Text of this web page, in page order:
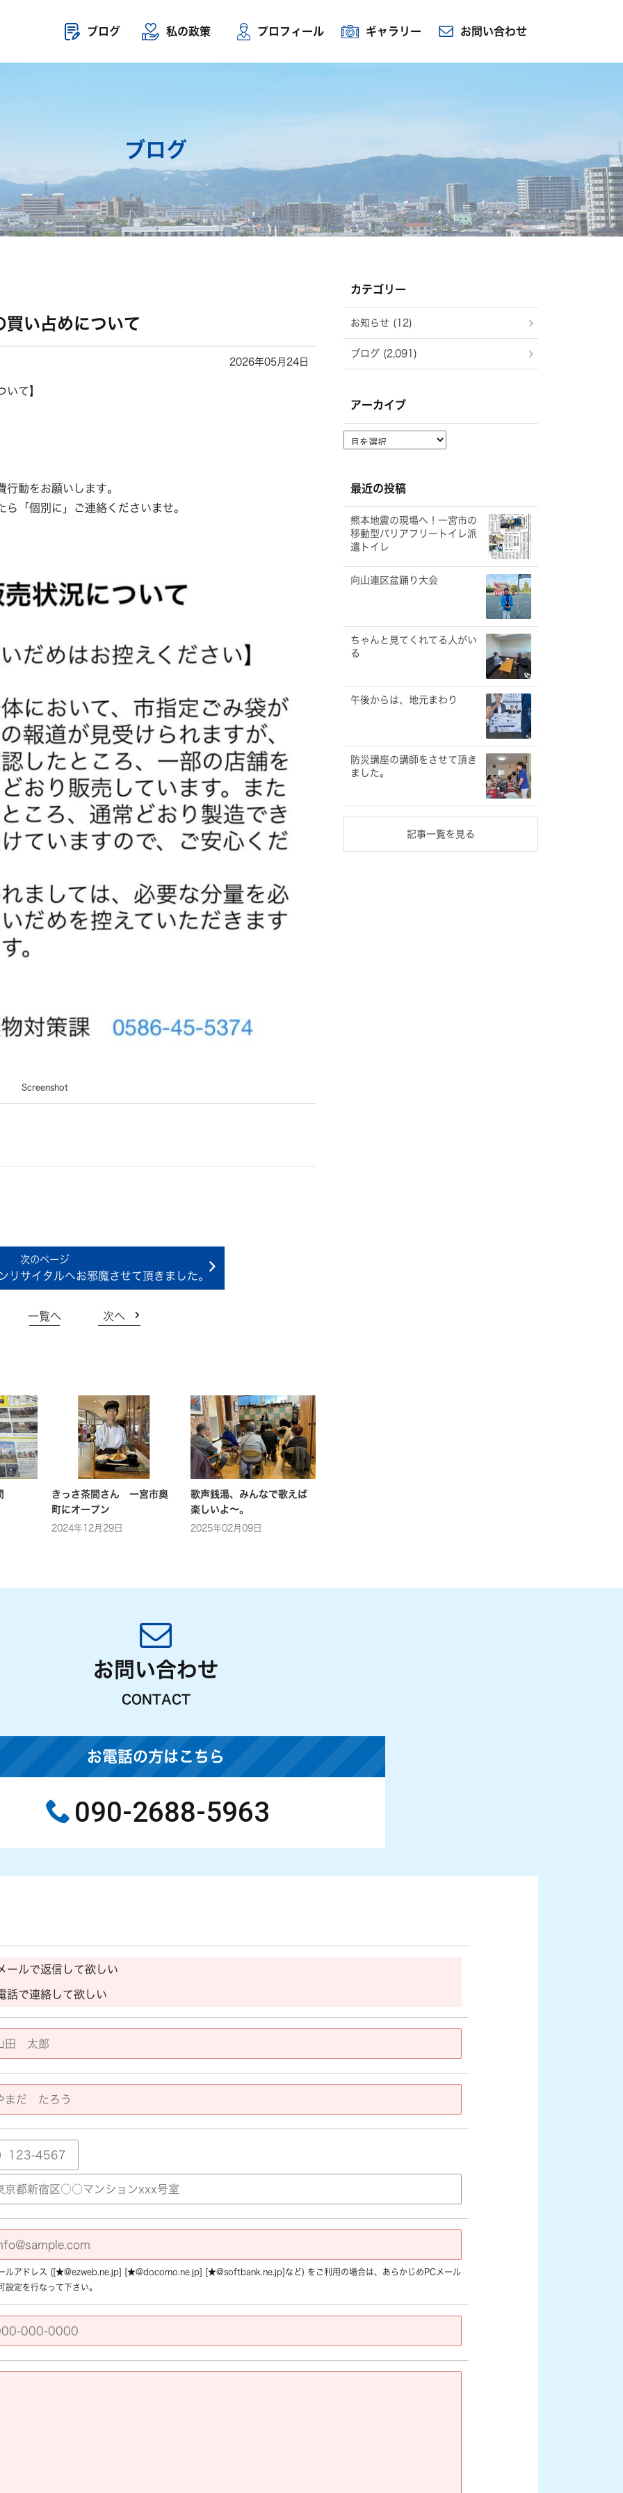
ブログ 私の政策 プロフィール ギャラリー お問い合わせ
ブログ
買い占めについて
2026年05月24日
て】
動をお願いします。
「個別に」ご連絡くださいませ。
Screenshot
リサイタルへお邪魔させて頂きました。
一覧へ 次へ
きっさ茶間さん 一宮市奥
町にオープン
2024年12月29日
歌声銭湯、みんなで歌えば
楽しいよ〜。
2025年02月09日
カテゴリー
お知らせ (12)
ブログ (2,091)
アーカイブ
ア
ー
ブ
最近の投稿
熊本地震の現場へ！一宮市の
移動型バリアフリートイレ派
遣トイレ
向山連区盆踊り大会
ちゃんと見てくれてる人がい
る
午後からは、地元まわり
防災講座の講師をさせて頂き
ました。
記事一覧を見る
お問い合わせ
CONTACT
お電話の方はこちら
090-2688-5963
ールで返信して欲しい
話で連絡して欲しい
ルアドレス ([★@ezweb.ne.jp] [★@docomo.ne.jp] [★@softbank.ne.jp]など) をご利用の場合は、あらかじめPCメール
設定を行なって下さい。